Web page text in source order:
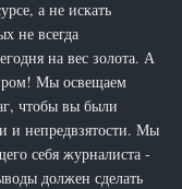
а не искать
не всегда
на вес золота. А
Мы освещаем
чтобы вы были
и непредвзятости. Мы
себя журналиста -
должен сделать